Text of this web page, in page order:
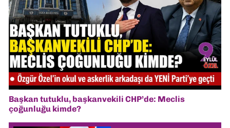
Başkan tutuklu, başkanvekili CHP’de: Meclis
çoğunluğu kimde?